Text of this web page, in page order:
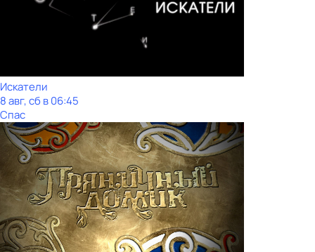
Искатели
8 авг, сб в 06:45
Спас